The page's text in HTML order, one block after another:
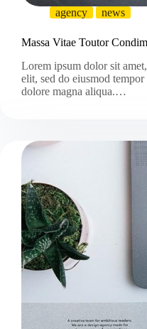
agency news
Massa Vitae Toutor
Lorem ipsum dolor sit
elit, sed do eiusmod
dolore magna aliqua.…